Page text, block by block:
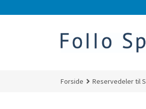
til
Forside Reservedeler til